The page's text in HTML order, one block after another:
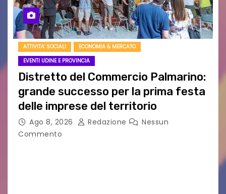
ATTIVITA' SOCIALI
ECONOMIA & MERCATO
EVENTI UDINE E PROVINCIA
Distretto del Commercio Palmarino:
grande successo per la prima festa
delle imprese del territorio
Ago 8, 2026 Redazione
Nessun
Commento